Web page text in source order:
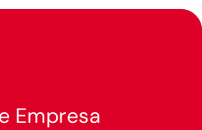
Empresa